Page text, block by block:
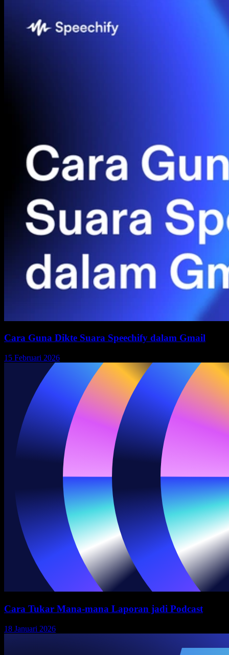
Cara Guna Dikte Suara Speechify dalam Gmail
15 Februari 2026
Cara Tukar Mana-mana Laporan jadi Podcast
18 Januari 2026